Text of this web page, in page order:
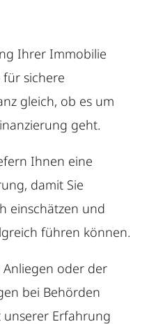
Ihrer Immobilie
sichere
gleich, ob es um
geht.
Ihnen eine
damit Sie
einschätzen und
führen können.
oder der
bei Behörden
Erfahrung